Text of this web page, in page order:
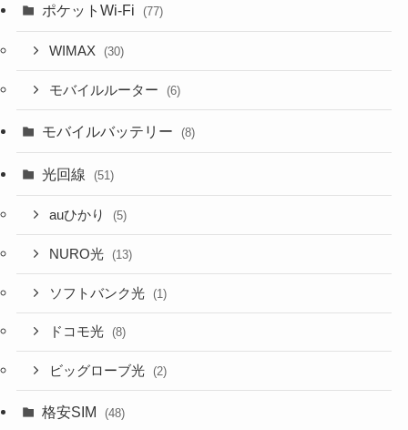
ポケットWi-Fi (77)
WIMAX (30)
モバイルルーター (6)
モバイルバッテリー (8)
光回線 (51)
auひかり (5)
NURO光 (13)
ソフトバンク光 (1)
ドコモ光 (8)
ビッグローブ光 (2)
格安SIM (48)